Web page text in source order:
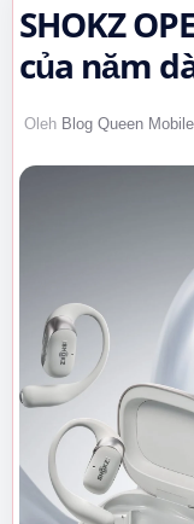
SHOKZ
của năm
âm nhạc